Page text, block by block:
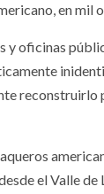
en mil
y oficinas
reconstruirlo
el Valle